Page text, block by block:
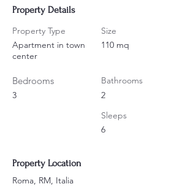
Property Details
Property Type
Apartment in town
center
Size
110 mq
Bedrooms
3
Bathrooms
2
Sleeps
6
Property Location
Roma, RM, Italia